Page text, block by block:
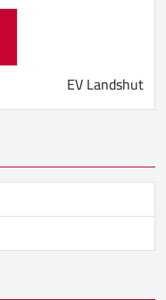
EV Landshut